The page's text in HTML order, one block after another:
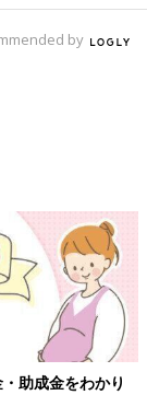
by
助成金をわかり